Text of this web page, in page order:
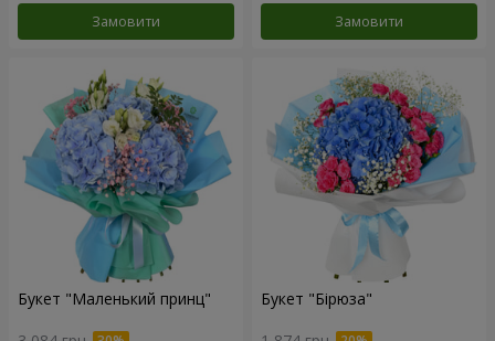
Замовити Замовити
Букет "Маленький принц" Букет "Бірюза"